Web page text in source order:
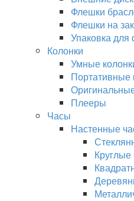
Флешки
Флешки на
Упаковка
Колонки
Умные
Портативные
Плееры
Часы
Настенные